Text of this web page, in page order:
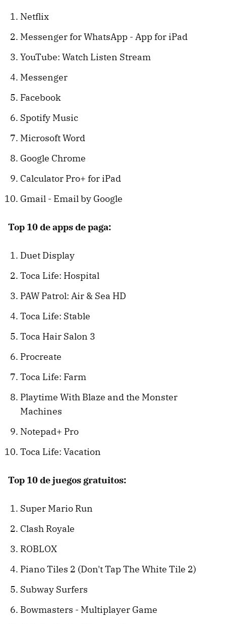
Netflix
Messenger for WhatsApp - App for iPad
YouTube: Watch Listen Stream
Messenger
Facebook
Spotify Music
Microsoft Word
Google Chrome
Calculator Pro+ for iPad
Gmail - Email by Google
Top 10 de apps de paga:
Duet Display
Toca Life: Hospital
PAW Patrol: Air & Sea HD
Toca Life: Stable
Toca Hair Salon 3
Procreate
Toca Life: Farm
Playtime With Blaze and the Monster
Machines
Notepad+ Pro
Toca Life: Vacation
Top 10 de juegos gratuitos:
Super Mario Run
Clash Royale
ROBLOX
Piano Tiles 2 (Don't Tap The White Tile 2)
Subway Surfers
Bowmasters - Multiplayer Game